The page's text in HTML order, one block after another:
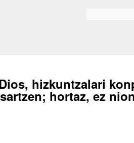
hizkuntzalari
hortaz, ez